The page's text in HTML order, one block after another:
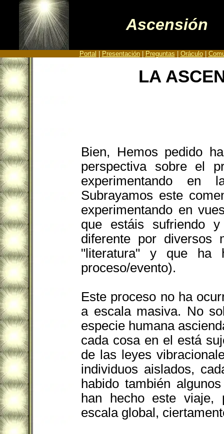
Ascensión
Portal Presentación| Preguntas Oráculo|
LA
Bien, Hemos pedido
perspectiva sobre el
experimentando en
Subrayamos este
experimentando en
que estáis sufriendo
diferente por
"literatura" y que ha
proceso/evento).
Este proceso no ha
a escala masiva. No
especie humana
cada cosa en el está
de las leyes
individuos aislados,
habido también
han hecho este viaje,
escala global,